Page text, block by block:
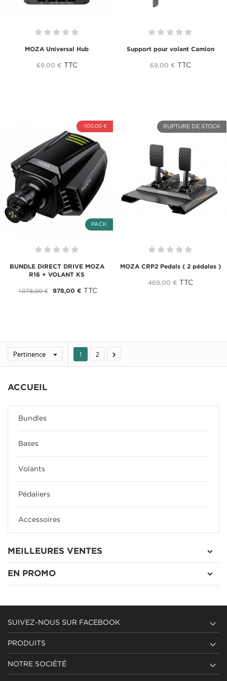
ACCUEIL
Bundles
Bases
Volants
Pédaliers
Accessoires
MEILLEURES VENTES
EN PROMO
MOZA Universal Hub
69,00 € TTC
Support pour volant Camion
69,00 € TTC
-100,00 €
PACK
BUNDLE DIRECT DRIVE MOZA
R16 + VOLANT KS
1 078,00 € 978,00 € TTC
RUPTURE DE STOCK
MOZA CRP2 Pedals ( 2 pédales )
469,00 € TTC
Pertinence  1 2 
SUIVEZ-NOUS SUR FACEBOOK 
PRODUITS 
NOTRE SOCIÉTÉ 